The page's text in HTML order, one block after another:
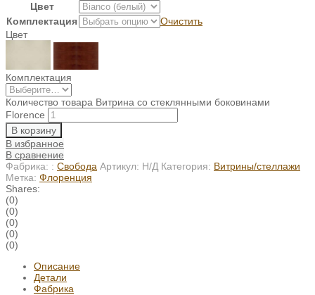
Цвет
Комплектация
Очистить
Цвет
Комплектация
Количество товара Витрина со стеклянными боковинами
Florence
В корзину
В избранное
В сравнение
Фабрика: : Свобода Артикул: Н/Д Категория: Витрины/стеллажи
Метка: Флоренция
Shares:
(0)
(0)
(0)
(0)
(0)
Описание
Детали
Фабрика